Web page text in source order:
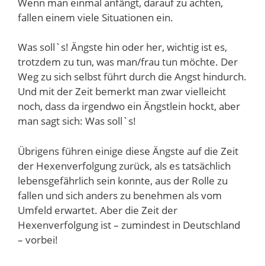
fallen einem viele Situationen ein.
Was soll`s! Ängste hin oder her, wichtig ist es,
trotzdem zu tun, was man/frau tun möchte. Der
Weg zu sich selbst führt durch die Angst hindurch.
Und mit der Zeit bemerkt man zwar vielleicht
noch, dass da irgendwo ein Ängstlein hockt, aber
man sagt sich: Was soll`s!
Übrigens führen einige diese Ängste auf die Zeit
der Hexenverfolgung zurück, als es tatsächlich
lebensgefährlich sein konnte, aus der Rolle zu
fallen und sich anders zu benehmen als vom
Umfeld erwartet. Aber die Zeit der
Hexenverfolgung ist – zumindest in Deutschland
– vorbei!